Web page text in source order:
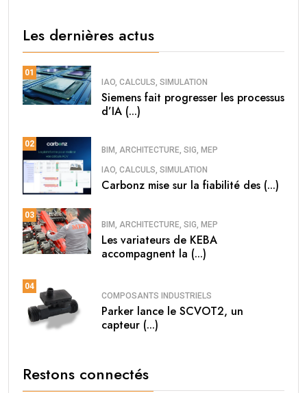
Les dernières actus
01
IAO, CALCULS, SIMULATION
Siemens fait progresser les processus
d’IA (...)
02
BIM, ARCHITECTURE, SIG, MEP
IAO, CALCULS, SIMULATION
Carbonz mise sur la fiabilité des (...)
03
BIM, ARCHITECTURE, SIG, MEP
Les variateurs de KEBA
accompagnent la (...)
04
COMPOSANTS INDUSTRIELS
Parker lance le SCVOT2, un
capteur (...)
Restons connectés